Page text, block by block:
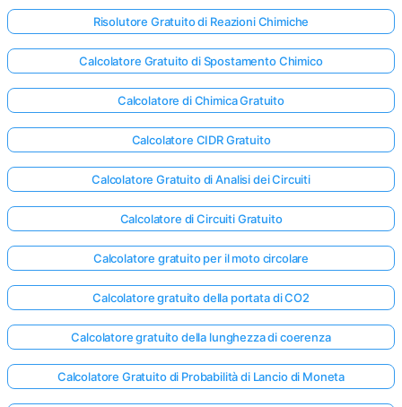
Risolutore Gratuito di Reazioni Chimiche
Calcolatore Gratuito di Spostamento Chimico
Calcolatore di Chimica Gratuito
Calcolatore CIDR Gratuito
Calcolatore Gratuito di Analisi dei Circuiti
Calcolatore di Circuiti Gratuito
Calcolatore gratuito per il moto circolare
Calcolatore gratuito della portata di CO2
Calcolatore gratuito della lunghezza di coerenza
Calcolatore Gratuito di Probabilità di Lancio di Moneta